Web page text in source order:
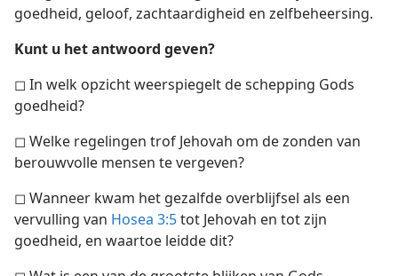
goedheid, geloof, zachtaardigheid en zelfbeheersing.
Kunt u het antwoord geven?
◻ In welk opzicht weerspiegelt de schepping Gods
goedheid?
◻ Welke regelingen trof Jehovah om de zonden van
berouwvolle mensen te vergeven?
◻ Wanneer kwam het gezalfde overblijfsel als een
vervulling van Hosea 3:5tot Jehovah en tot zijn
goedheid, en waartoe leidde dit?